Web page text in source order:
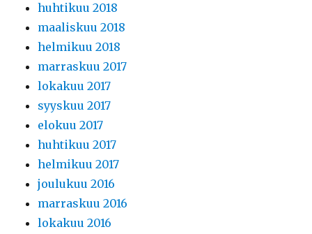
huhtikuu 2018
maaliskuu 2018
helmikuu 2018
marraskuu 2017
lokakuu 2017
syyskuu 2017
elokuu 2017
huhtikuu 2017
helmikuu 2017
joulukuu 2016
marraskuu 2016
lokakuu 2016